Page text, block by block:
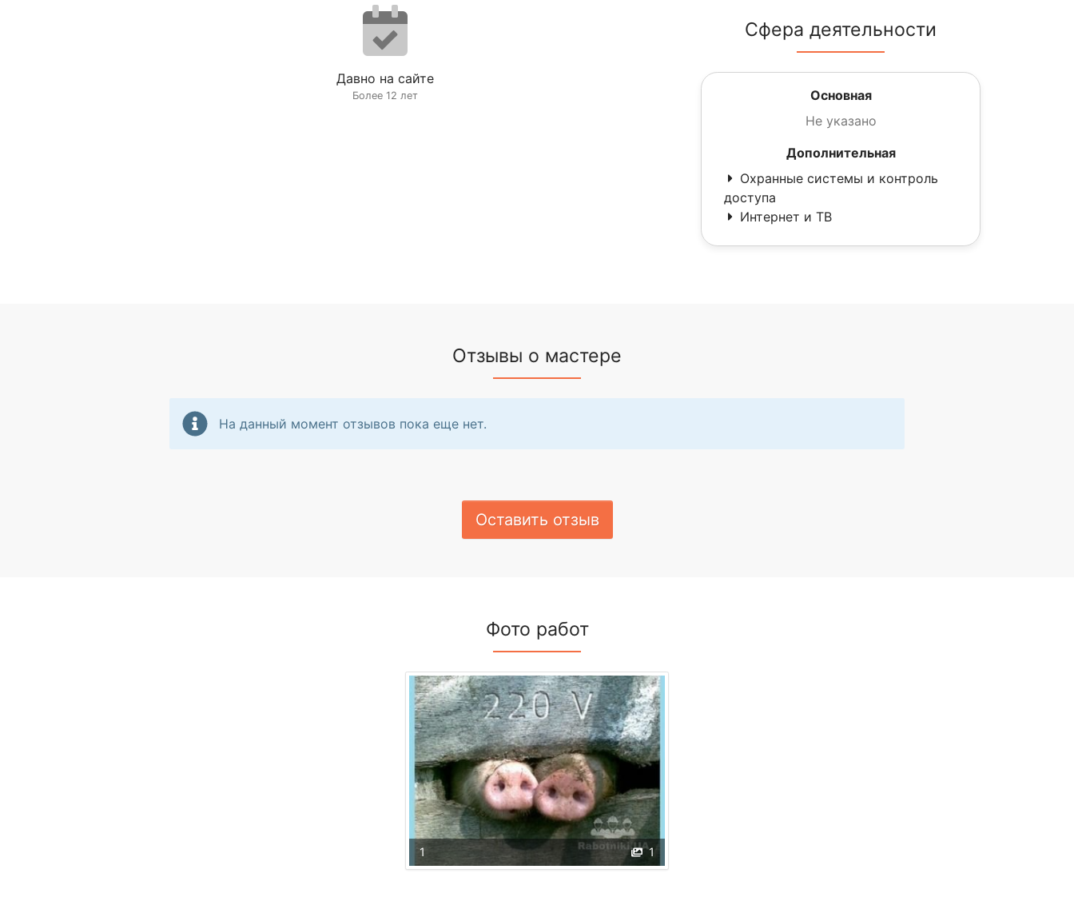
Давно на сайте
Более 12 лет
Сфера деятельности
Основная
Не указано
Дополнительная
Охранные системы и контроль
доступа
Интернет и ТВ
Отзывы о мастере
На данный момент отзывов пока еще нет.
Оставить отзыв
Фото работ
1
1